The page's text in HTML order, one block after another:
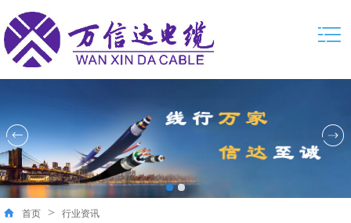
首页 > 行业资讯